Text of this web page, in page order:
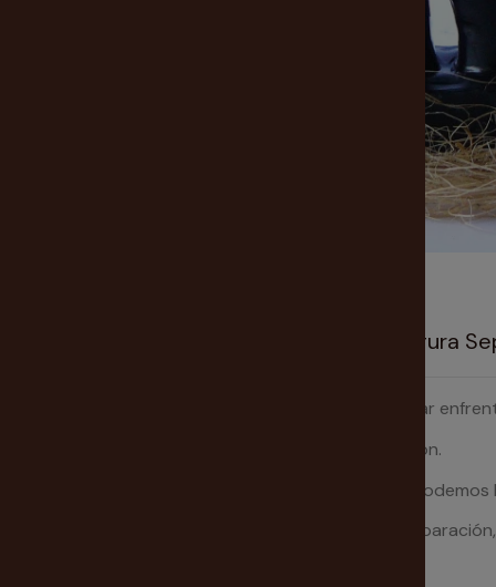
Nuestra tarotista te recomienda Vela Figura
Esta Vela se utiliza para deshacer parejas y generar
Propicia la disputa, los desencuentros y la discusión.
Untando la vela con el aceite litúrgico adecuado
Así mismo podemos utilizar también hierbas de